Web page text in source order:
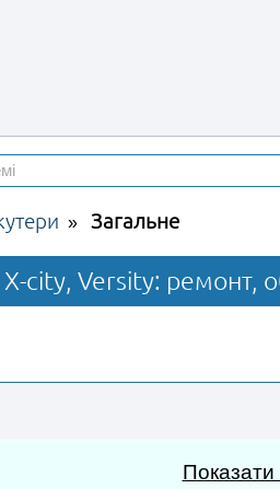
» Загальне
X-city, Versity: ремонт,
Показати